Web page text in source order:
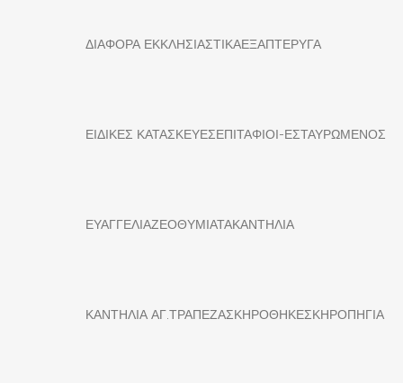
ΔΙΑΦΟΡΑ ΕΚΚΛΗΣΙΑΣΤΙΚΑΕΞΑΠΤΕΡΥΓΑ
ΕΙΔΙΚΕΣ ΚΑΤΑΣΚΕΥΕΣΕΠΙΤΑΦΙΟΙ-ΕΣΤΑΥΡΩΜΕΝΟΣ
ΕΥΑΓΓΕΛΙΑΖΕΟΘΥΜΙΑΤΑΚΑΝΤΗΛΙΑ
ΚΑΝΤΗΛΙΑ ΑΓ.ΤΡΑΠΕΖΑΣΚΗΡΟΘΗΚΕΣΚΗΡΟΠΗΓΙΑ